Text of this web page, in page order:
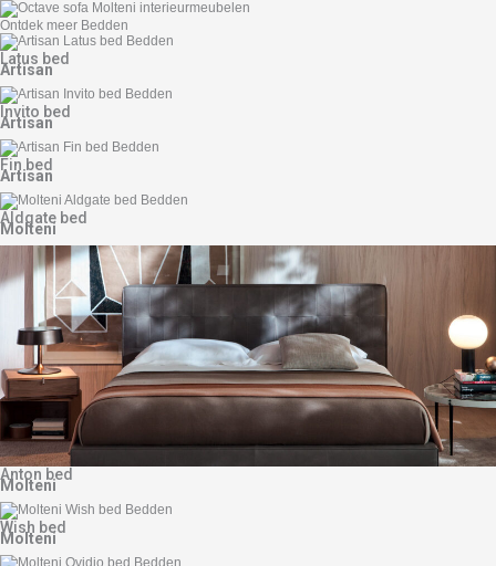
Ontdek meer Bedden
Latus bed
Artisan
Invito bed
Artisan
Fin bed
Artisan
Aldgate bed
Molteni
Anton bed
Molteni
Wish bed
Molteni